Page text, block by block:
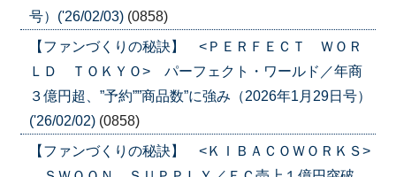
号）('26/02/03) (0858)
【ファンづくりの秘訣】 <ＰＥＲＦＥＣＴ ＷＯＲ
ＬＤ ＴＯＫＹＯ> パーフェクト・ワールド／年商
３億円超、”予約””商品数”に強み（2026年1月29日号）
('26/02/02) (0858)
【ファンづくりの秘訣】 <ＫＩＢＡＣＯＷＯＲＫＳ>